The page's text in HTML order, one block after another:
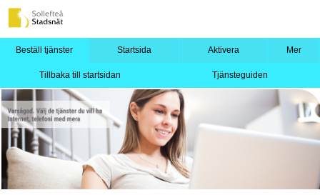
Beställ tjänster Startsida Aktivera Mer
Tillbaka till startsidan Tjänsteguiden